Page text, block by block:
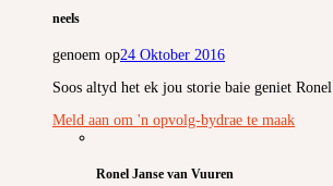
neels
genoem op24 Oktober 2016
Soos altyd het ek jou storie baie geniet Ronel
Meld aan om 'n opvolg-bydrae te maak
Ronel Janse van Vuuren